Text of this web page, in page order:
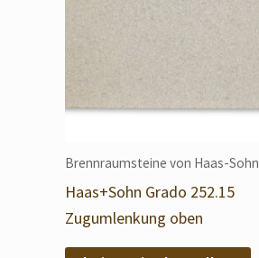
Brennraumsteine von Haas-Sohn
Haas+Sohn Grado 252.15
Zugumlenkung oben